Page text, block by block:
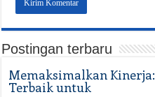
Postingan terbaru
Memaksimalkan
Terbaik untuk